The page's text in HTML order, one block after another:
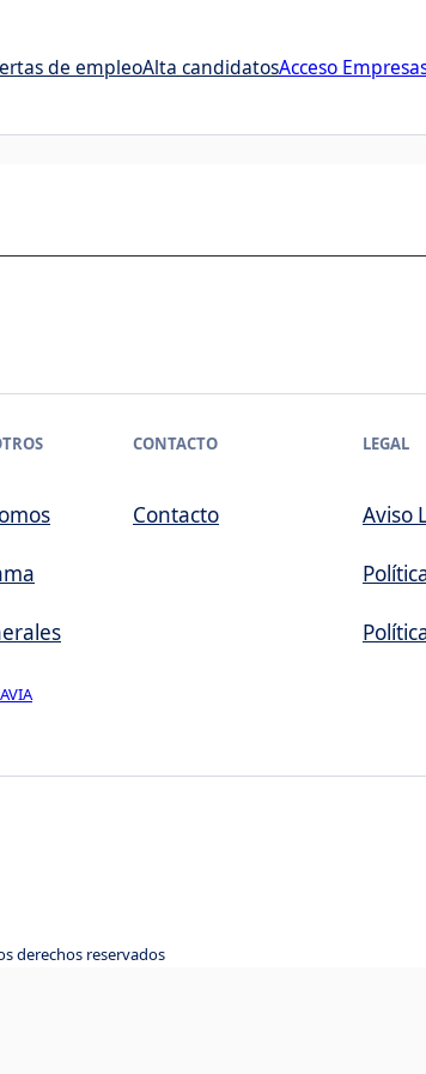
de empleoAlta candidatosAcceso
CONTACTO
Contacto
LEGAL
Aviso
derechos reservados